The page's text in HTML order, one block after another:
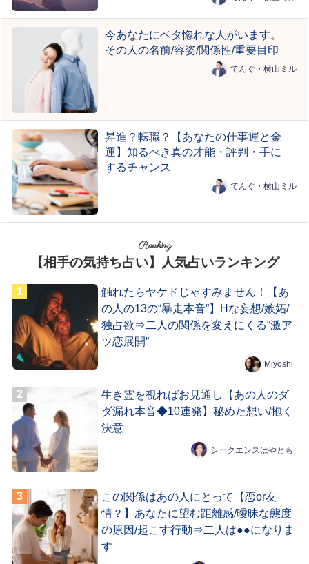
今あなたにベタ惚れな人がいます。
その人の名前/容姿/関係性/重要目印
てんぐ・横山ミル
昇進？転職？【あなたの仕事運と金
運】知るべき真の才能・評判・手に
するチャンス
てんぐ・横山ミル
Ranking
【相手の気持ち占い】人気占いランキング
触れたらヤケドじゃすみません！【あ
の人の13の“暴走本音”】Hな妄想/嫉妬/
独占欲⇒二人の関係を変えにくる“激ア
ツ恋展開”
Miyoshi
生き霊を視ればお見通し【あの人のダ
ダ漏れ本音◆10連発】秘めた想い/抱く
決意
シークエンスはやとも
この関係はあの人にとって【恋or友
情？】あなたに望む距離感/曖昧な態度
の原因/起こす行動⇒二人は●●になりま
す